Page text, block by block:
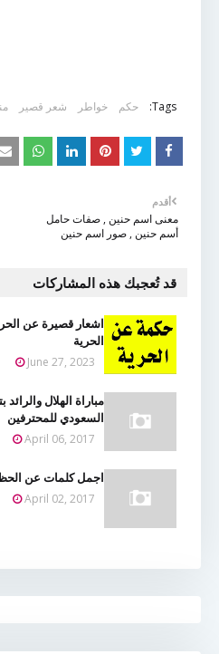
Tags: حكم خواطر شعر قصير
أقدم
معنى اسم حنين , صفات حامل
أسم حنين , صور اسم حنين
قد تُعجبك هذه المشاركات
اشعار قصيرة عن
الحرية
June 27, 2023
السعودي للمحترفين
April 06, 2017
اجمل كلمات عن
April 02, 2017